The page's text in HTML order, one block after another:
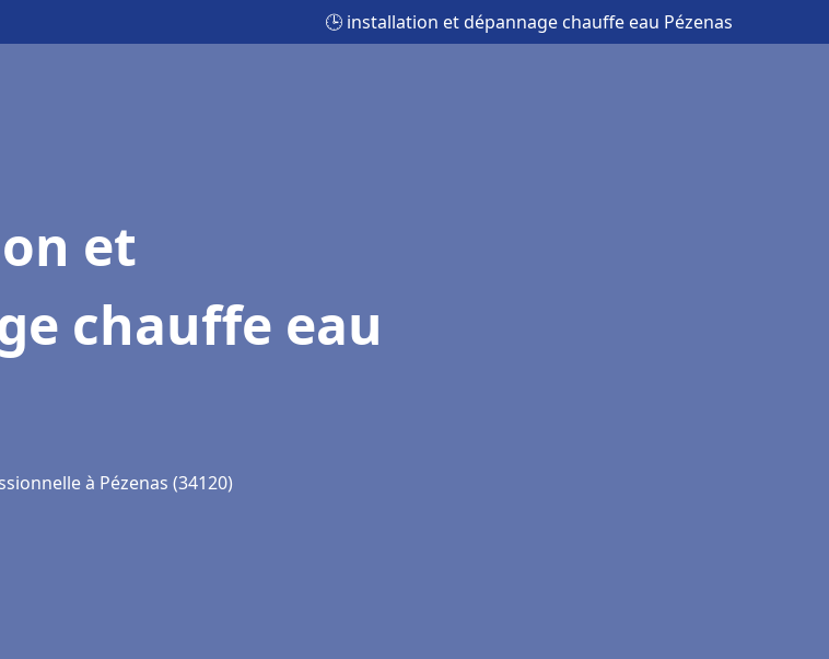
🕒 installation et dépannage chauffe eau Pézenas
et
chauffe eau
à Pézenas (34120)